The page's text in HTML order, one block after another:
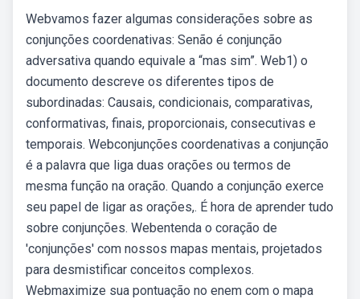
Webvamos fazer algumas considerações sobre as
conjunções coordenativas: Senão é conjunção
adversativa quando equivale a “mas sim”. Web1) o
documento descreve os diferentes tipos de
subordinadas: Causais, condicionais, comparativas,
conformativas, finais, proporcionais, consecutivas e
temporais. Webconjunções coordenativas a conjunção
é a palavra que liga duas orações ou termos de
mesma função na oração. Quando a conjunção exerce
seu papel de ligar as orações,. É hora de aprender tudo
sobre conjunções. Webentenda o coração de
'conjunções' com nossos mapas mentais, projetados
para desmistificar conceitos complexos.
Webmaximize sua pontuação no enem com o mapa